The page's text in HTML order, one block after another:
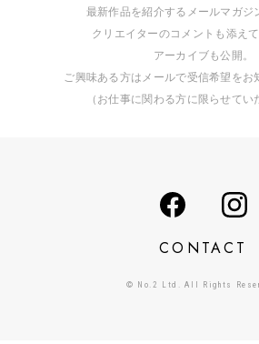
最新作品を紹介するメールマガジ
クリエイターのコメントも添えて
アーカイブも公開。
ご興味ある方はメールで受信希望をお
（お仕事に関わる方に限らせてい
CONTACT
© No.2 Ltd. All Rights